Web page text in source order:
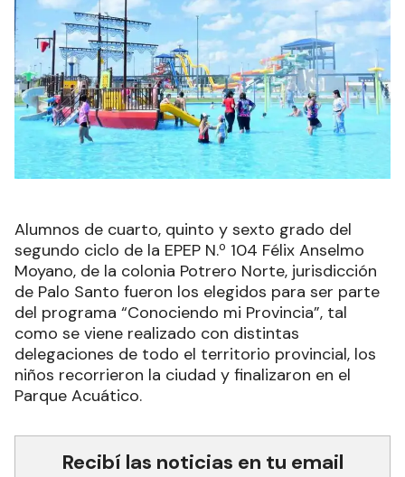
Alumnos de cuarto, quinto y sexto grado del
segundo ciclo de la EPEP N.º 104 Félix Anselmo
Moyano, de la colonia Potrero Norte, jurisdicción
de Palo Santo fueron los elegidos para ser parte
del programa “Conociendo mi Provincia”, tal
como se viene realizado con distintas
delegaciones de todo el territorio provincial, los
niños recorrieron la ciudad y finalizaron en el
Parque Acuático.
Recibí las noticias en tu email